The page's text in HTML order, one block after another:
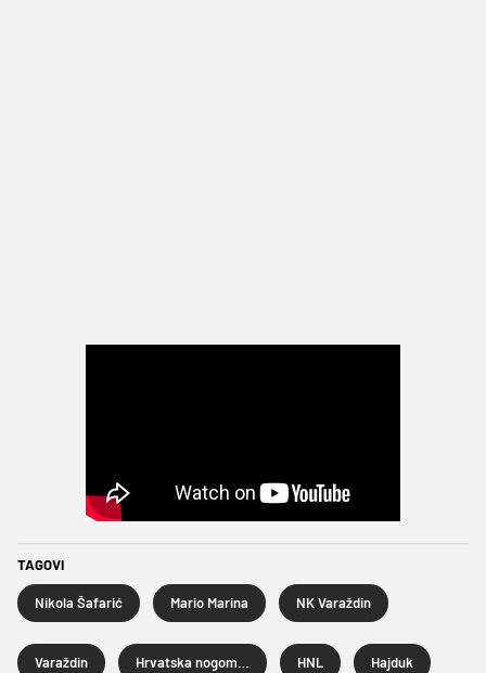
TAGOVI
Nikola Šafarić Mario Marina NK Varaždin
Varaždin HNL Hajduk